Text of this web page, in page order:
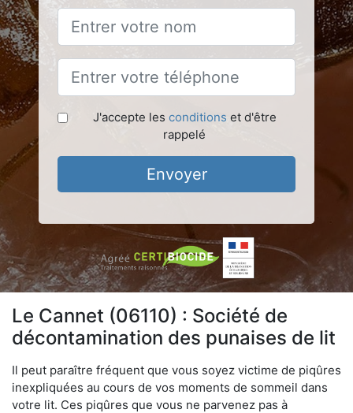
J'accepte les conditions et d'être
rappelé
Envoyer
Le Cannet (06110) : Société de
décontamination des punaises de lit
Il peut paraître fréquent que vous soyez victime de piqûres
inexpliquées au cours de vos moments de sommeil dans
votre lit. Ces piqûres que vous ne parvenez pas à